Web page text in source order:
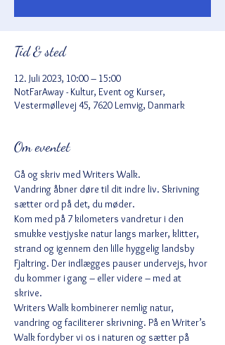
Tid & sted
12. Juli 2023, 10:00 – 15:00
NotFarAway - Kultur, Event og Kurser,
Vestermøllevej 45, 7620 Lemvig, Danmark
Om eventet
Gå og skriv med Writers Walk.
Vandring åbner døre til dit indre liv. Skrivning
sætter ord på det, du møder.
Kom med på 7 kilometers vandretur i den
smukke vestjyske natur langs marker, klitter,
strand og igennem den lille hyggelig landsby
Fjaltring. Der indlægges pauser undervejs, hvor
du kommer i gang – eller videre – med at
skrive.
Writers Walk kombinerer nemlig natur,
vandring og faciliterer skrivning. På en Writer’s
Walk fordyber vi os i naturen og sætter på